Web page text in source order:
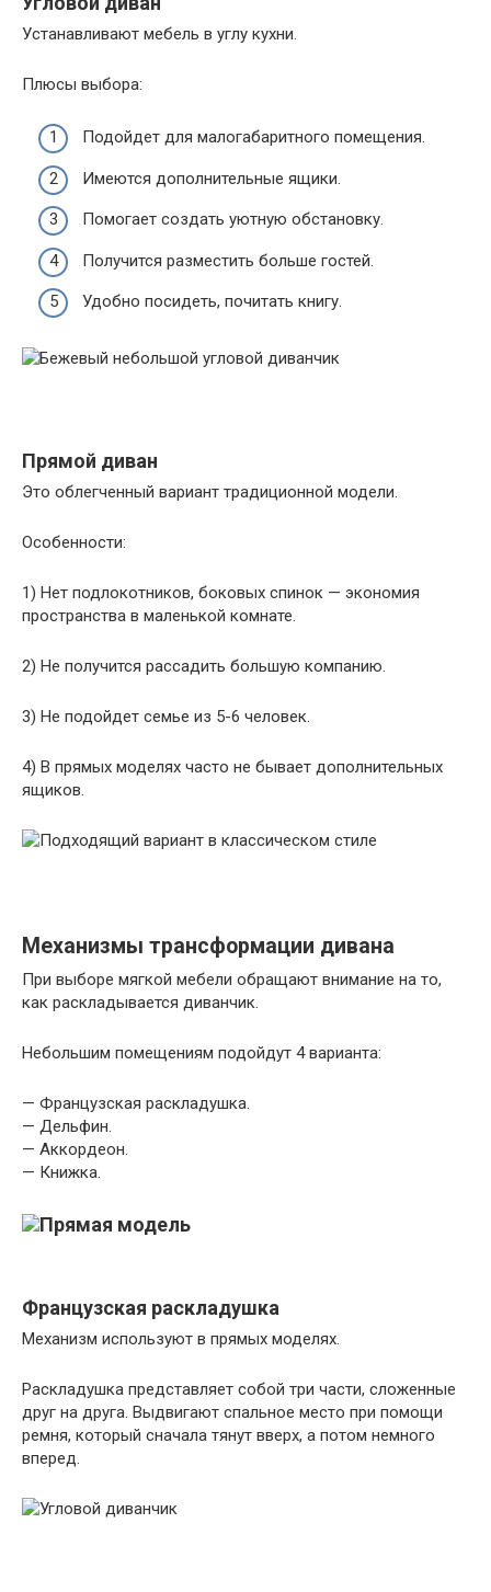
Устанавливают мебель в углу кухни.
Плюсы выбора:
Подойдет для малогабаритного помещения.
Имеются дополнительные ящики.
Помогает создать уютную обстановку.
Получится разместить больше гостей.
Удобно посидеть, почитать книгу.
Прямой диван
Это облегченный вариант традиционной модели.
Особенности:
1) Нет подлокотников, боковых спинок — экономия
пространства в маленькой комнате.
2) Не получится рассадить большую компанию.
3) Не подойдет семье из 5-6 человек.
4) В прямых моделях часто не бывает дополнительных
ящиков.
Механизмы трансформации дивана
При выборе мягкой мебели обращают внимание на то,
как раскладывается диванчик.
Небольшим помещениям подойдут 4 варианта:
— Французская раскладушка.
— Дельфин.
— Аккордеон.
— Книжка.
Французская раскладушка
Механизм используют в прямых моделях.
Раскладушка представляет собой три части, сложенные
друг на друга. Выдвигают спальное место при помощи
ремня, который сначала тянут вверх, а потом немного
вперед.